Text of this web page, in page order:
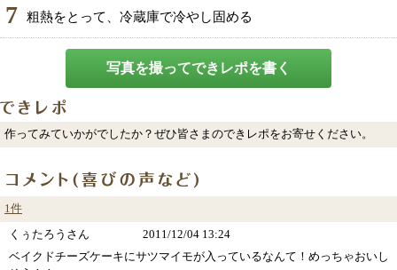
7 粗熱をとって、冷蔵庫で冷やし固める
写真を撮ってできレポを書く
作ってみていかがでしたか？ぜひ皆さまのできレポをお寄せください。
1件
くぅたろうさん
2011/12/04 13:24
ベイクドチーズケーキにサツマイモが入っているなんて！めっちゃおいし